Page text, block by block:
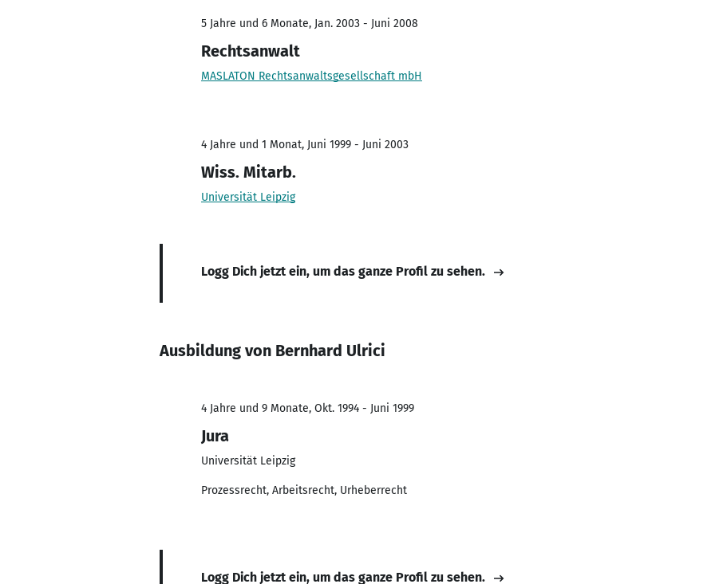
5 Jahre und 6 Monate, Jan. 2003 - Juni 2008
Rechtsanwalt
MASLATON Rechtsanwaltsgesellschaft mbH
4 Jahre und 1 Monat, Juni 1999 - Juni 2003
Wiss. Mitarb.
Universität Leipzig
Logg Dich jetzt ein, um das ganze Profil zu sehen.
Ausbildung von Bernhard Ulrici
4 Jahre und 9 Monate, Okt. 1994 - Juni 1999
Jura
Universität Leipzig
Prozessrecht, Arbeitsrecht, Urheberrecht
Logg Dich jetzt ein, um das ganze Profil zu sehen.